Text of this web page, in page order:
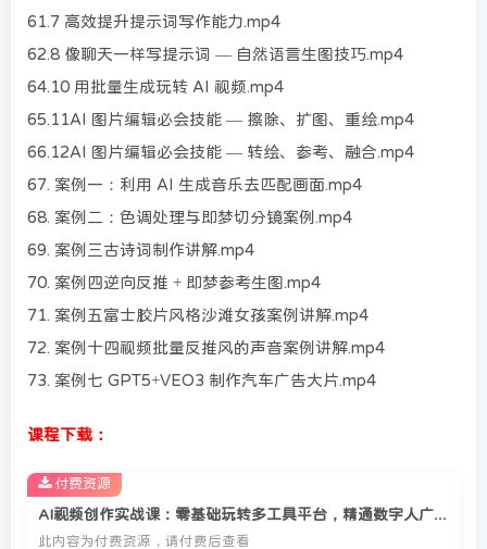
61.7 高效提升提示词写作能力.mp4
62.8 像聊天一样写提示词 — 自然语言生图技巧.mp4
64.10 用批量生成玩转 AI 视频.mp4
65.11AI 图片编辑必会技能 — 擦除、扩图、重绘.mp4
66.12AI 图片编辑必会技能 — 转绘、参考、融合.mp4
67. 案例一：利用 AI 生成音乐去匹配画面.mp4
68. 案例二：色调处理与即梦切分镜案例.mp4
69. 案例三古诗词制作讲解.mp4
70. 案例四逆向反推 + 即梦参考生图.mp4
71. 案例五富士胶片风格沙滩女孩案例讲解.mp4
72. 案例十四视频批量反推风的声音案例讲解.mp4
73. 案例七 GPT5+VEO3 制作汽车广告大片.mp4
课程下载：
此内容为付费资源，请付费后查看
付费资源